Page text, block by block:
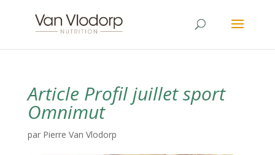
Article Profil juillet sport
Omnimut
par Pierre Van Vlodorp